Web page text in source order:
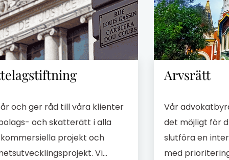
och ger råd till våra klienter
och skatterätt i alla
projekt och
Vi
Arvsrätt
Vår
det möjligt för
slutföra en
med